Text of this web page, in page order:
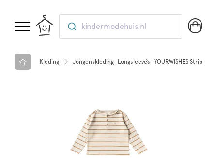
kindermodehuis.nl
Kleding Jongenskleding Longsleeves YOURWISHES Stripe